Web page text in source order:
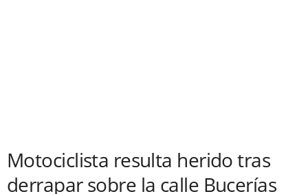
Motociclista resulta herido tras
derrapar sobre la calle Bucerías